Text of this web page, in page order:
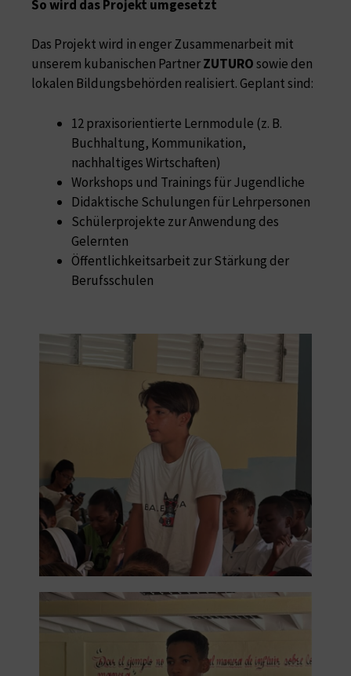
So wird das Projekt umgesetzt
Das Projekt wird in enger Zusammenarbeit mit
unserem kubanischen PartnerZUTUROsowie den
lokalen Bildungsbehörden realisiert. Geplant sind:
12 praxisorientierte Lernmodule (z. B.
Buchhaltung, Kommunikation,
nachhaltiges Wirtschaften)
Workshops und Trainings für Jugendliche
Didaktische Schulungen für Lehrpersonen
Schülerprojekte zur Anwendung des
Gelernten
Öffentlichkeitsarbeit zur Stärkung der
Berufsschulen